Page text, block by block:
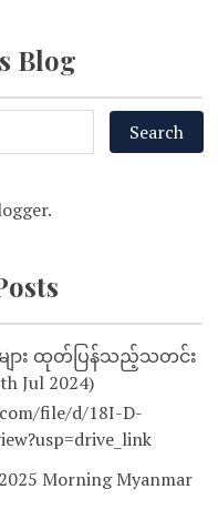
Blog
.
များ ထုတ်ပြန်သည့်သတင်း
Jul 2024)
file/d/18I-D-
Morning Myanmar